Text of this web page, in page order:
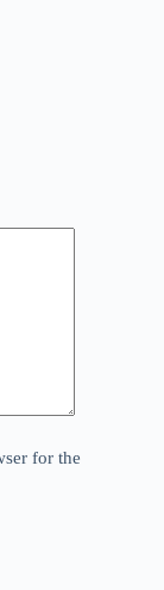
for the